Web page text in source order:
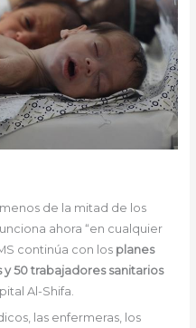
de la mitad de los
ahora “en cualquier
continúa con losplanes
50 trabajadores sanitarios
Al-Shifa.
las enfermeras, los